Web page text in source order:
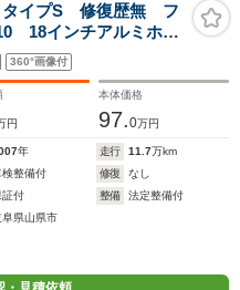
タイプS 修復歴無 フ
18インチアルミホイ
応 バックカメラ ハ
360°画像付
円
本体価格
97.0万円
年 走行 11.7万km
検整備付 修復
なし
証付 整備
法定整備付
阜県山県市